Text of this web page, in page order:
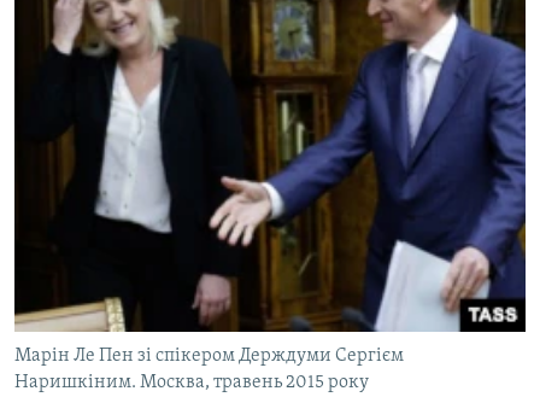
Марін Ле Пен зі спікером Держдуми Сергієм
Наришкіним. Москва, травень 2015 року